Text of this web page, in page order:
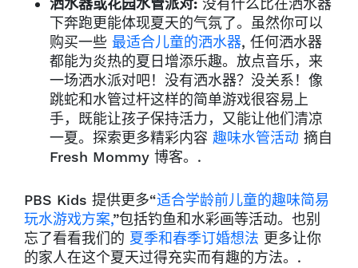
洒水器或花园水管派对: 没有什么比在洒水器
下奔跑更能体现夏天的气氛了。虽然你可以
购买一些 最适合儿童的洒水器, 任何洒水器
都能为炎热的夏日增添乐趣。放点音乐，来
一场洒水派对吧！没有洒水器？没关系！像
跳蛇和水管过杆这样的简单游戏很容易上
手，既能让孩子保持活力，又能让他们清凉
一夏。探索更多精彩内容 趣味水管活动 摘自
Fresh Mommy 博客。.
PBS Kids 提供更多“适合学龄前儿童的趣味简易
玩水游戏方案,”包括钓鱼和水彩画等活动。也别
忘了看看我们的 夏季和春季订婚想法 更多让你
的家人在这个夏天过得充实而有趣的方法。.